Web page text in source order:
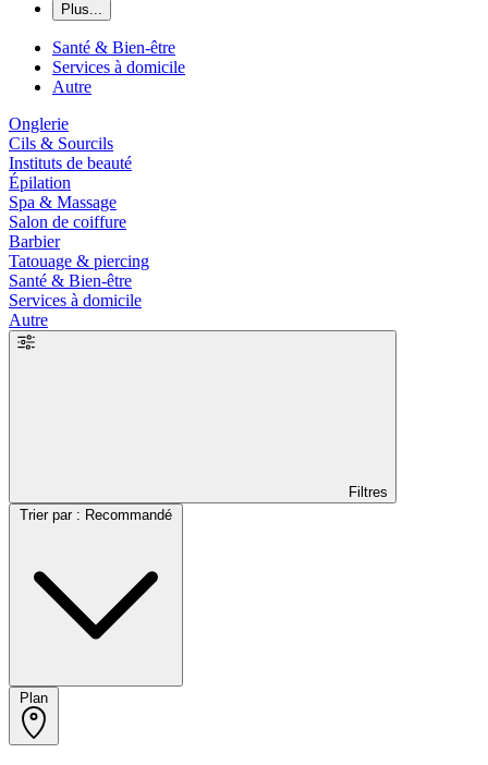
Plus...
Santé & Bien-être
Services à domicile
Autre
Onglerie
Cils & Sourcils
Instituts de beauté
Épilation
Spa & Massage
Salon de coiffure
Barbier
Tatouage & piercing
Santé & Bien-être
Services à domicile
Autre
Filtres